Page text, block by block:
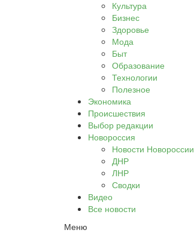
Культура
Бизнес
Здоровье
Мода
Быт
Образование
Технологии
Полезное
Экономика
Происшествия
Выбор редакции
Новороссия
Новости Новороссии
ДНР
ЛНР
Сводки
Видео
Все новости
Меню